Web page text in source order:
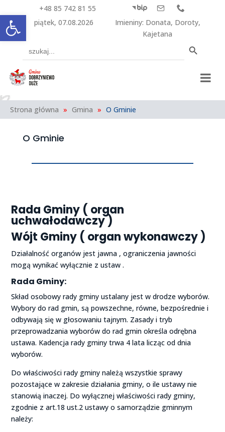
Otwórz pasek narzędzi
+48 85 742 81 55   
piątek, 07.08.2026 Imieniny: Donata, Doroty,
Kajetana
for:
Strona główna » Gmina » O Gminie
O Gminie
Rada Gminy ( organ
uchwałodawczy )
Wójt Gminy ( organ wykonawczy )
Działalność organów jest jawna , ograniczenia jawności
mogą wynikać wyłącznie z ustaw .
Rada Gminy:
Skład osobowy rady gminy ustalany jest w drodze wyborów.
Wybory do rad gmin, są powszechne, równe, bezpośrednie i
odbywają się w głosowaniu tajnym. Zasady i tryb
przeprowadzania wyborów do rad gmin określa odrębna
ustawa. Kadencja rady gminy trwa 4 lata licząc od dnia
wyborów.
Do właściwości rady gminy należą wszystkie sprawy
pozostające w zakresie działania gminy, o ile ustawy nie
stanowią inaczej. Do wyłącznej właściwości rady gminy,
zgodnie z art.18 ust.2 ustawy o samorządzie gminnym
należy: